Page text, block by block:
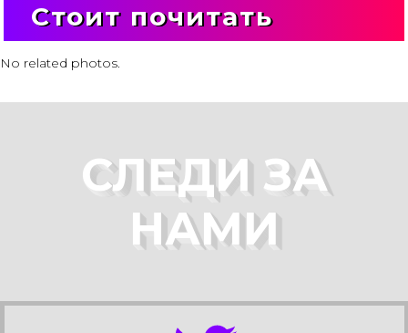
Стоит почитать
No related photos.
СЛЕДИ ЗА
НАМИ